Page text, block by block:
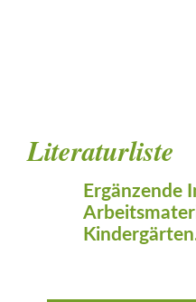
Literaturliste
Ergänzende
Kindergärte